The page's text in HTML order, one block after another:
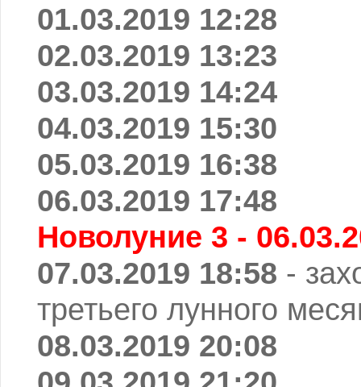
01.03.2019 12:28
02.03.2019 13:23
03.03.2019 14:24
04.03.2019 15:30
05.03.2019 16:38
06.03.2019 17:48
Новолуние 3 -
07.03.2019 18:58 -
третьего лунного
08.03.2019 20:08